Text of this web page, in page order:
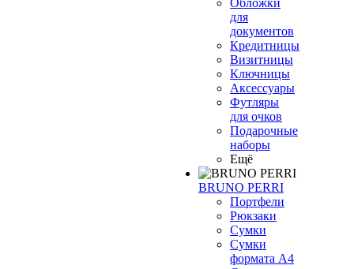
Обложки
для
документов
Кредитницы
Визитницы
Ключницы
Аксессуары
Футляры
для очков
Подарочные
наборы
Ещё
BRUNO PERRI
Портфели
Рюкзаки
Сумки
Сумки
формата А4